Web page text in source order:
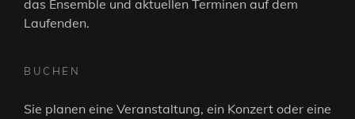
das Ensemble und aktuellen Terminen auf dem
Laufenden.
BUCHEN
Sie planen eine Veranstaltung, ein Konzert oder eine